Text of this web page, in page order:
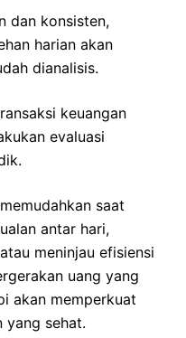
dan konsisten,
harian akan
dianalisis.
keuangan
evaluasi
saat
antar hari,
meninjau efisiensi
uang yang
akan memperkuat
yang sehat.